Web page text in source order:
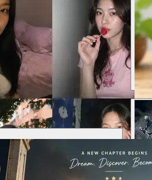
2 AI 이미지 생성 워크스페이스
2 생성기
작할 수 있습니다. 원하는 이미지를 설명
업로드하고 하나의 집중된 워크스페이
비주얼을 생성하세요. FreeGPT2는 포스
, 썸네일, UI 콘셉트, 캠페인 assets 제작과
딧 팩이나 유료 플랜으로 시작하고, 더
때 충전하세요.
이터가 FreeGPT2로 AI 이미지를 생성합